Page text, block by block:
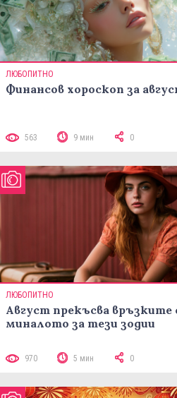
ЛЮБОПИТНО
Финансов хороскоп за
563 9 мин 0
ЛЮБОПИТНО
Август прекъсва връзките
миналото за тези зодии
970 5 мин 0